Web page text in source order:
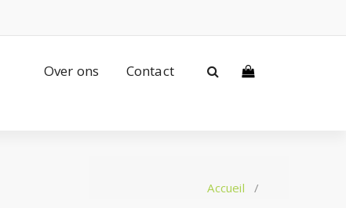
Over ons Contact
Accueil /